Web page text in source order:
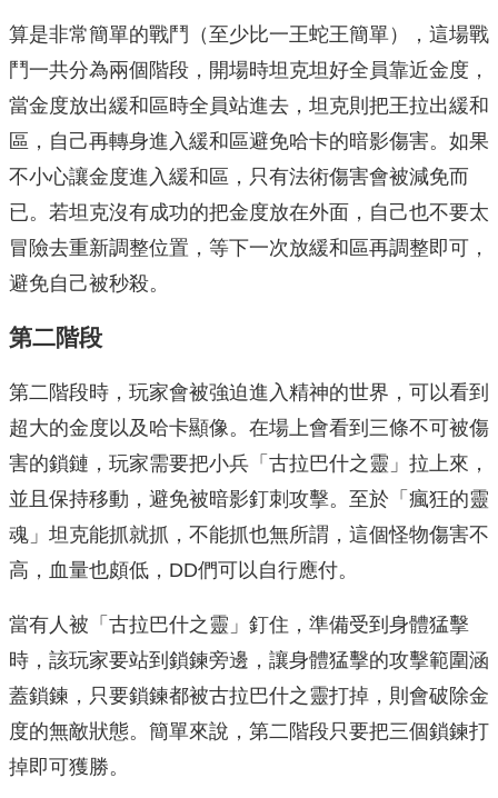
算是非常簡單的戰鬥（至少比一王蛇王簡單），這場戰
鬥一共分為兩個階段，開場時坦克坦好全員靠近金度，
當金度放出緩和區時全員站進去，坦克則把王拉出緩和
區，自己再轉身進入緩和區避免哈卡的暗影傷害。如果
不小心讓金度進入緩和區，只有法術傷害會被減免而
已。若坦克沒有成功的把金度放在外面，自己也不要太
冒險去重新調整位置，等下一次放緩和區再調整即可，
避免自己被秒殺。
第二階段
第二階段時，玩家會被強迫進入精神的世界，可以看到
超大的金度以及哈卡顯像。在場上會看到三條不可被傷
害的鎖鏈，玩家需要把小兵「古拉巴什之靈」拉上來，
並且保持移動，避免被暗影釘刺攻擊。至於「瘋狂的靈
魂」坦克能抓就抓，不能抓也無所謂，這個怪物傷害不
高，血量也頗低，DD們可以自行應付。
當有人被「古拉巴什之靈」釘住，準備受到身體猛擊
時，該玩家要站到鎖鍊旁邊，讓身體猛擊的攻擊範圍涵
蓋鎖鍊，只要鎖鍊都被古拉巴什之靈打掉，則會破除金
度的無敵狀態。簡單來說，第二階段只要把三個鎖鍊打
掉即可獲勝。